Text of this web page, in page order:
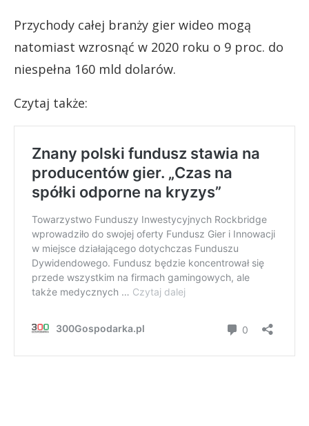
Przychody całej branży gier wideo mogą
natomiast wzrosnąć w 2020 roku o 9 proc. do
niespełna 160 mld dolarów.
Czytaj także: